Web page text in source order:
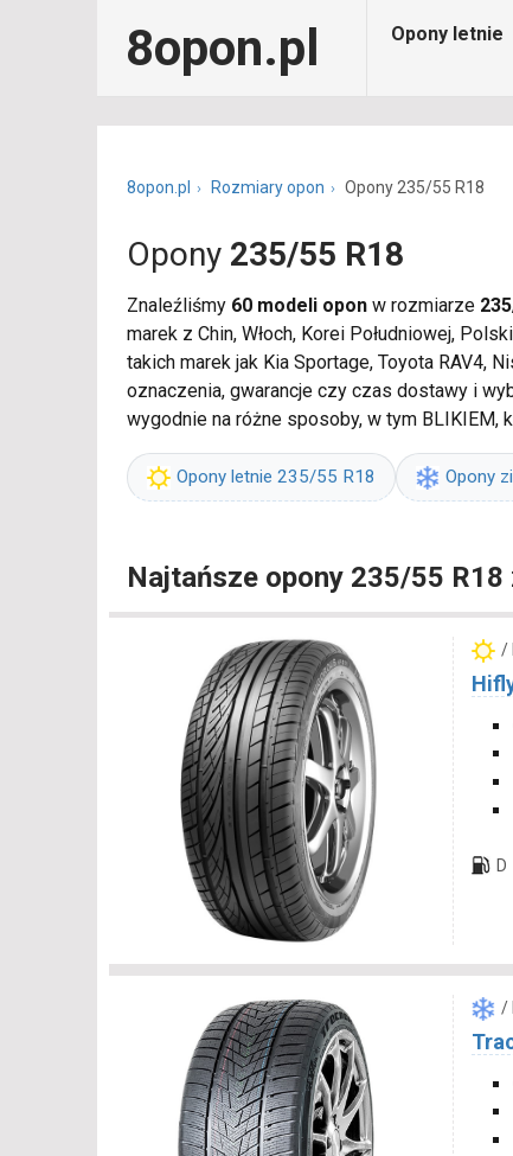
8opon.pl Opony letnie
8opon.pl Rozmiary opon Opony 235/55 R18
Opony 235/55 R18
Znaleźliśmy 60 modeli opon w rozmiarze
marek z Chin, Włoch, Korei Południowej,
takich marek jak Kia Sportage, Toyota RAV4,
oznaczenia, gwarancje czy czas dostawy i
wygodnie na różne sposoby, w tym
Opony letnie 235/55 R18 Opony
Najtańsze opony 235/55 R18
/
D
/